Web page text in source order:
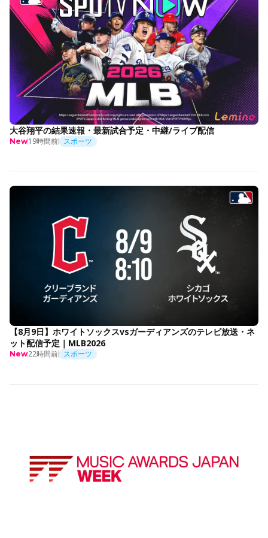
大谷翔平の結果速報・最新試合予定・中継/ライブ配信
New19時間前 スポーツ
【8月9日】ホワイトソックスvsガーディアンズのテレビ放送・ネ
ット配信予定｜MLB2026
New22時間前 スポーツ